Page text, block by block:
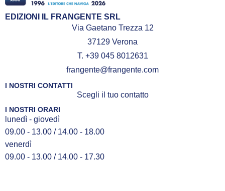
EDIZIONI IL FRANGENTE SRL
Via Gaetano Trezza 12
37129 Verona
T. +39 045 8012631
frangente@frangente.com
I NOSTRI CONTATTI
Scegli il tuo contatto
I NOSTRI ORARI
lunedì - giovedì
09.00 - 13.00 / 14.00 - 18.00
venerdì
09.00 - 13.00 / 14.00 - 17.30